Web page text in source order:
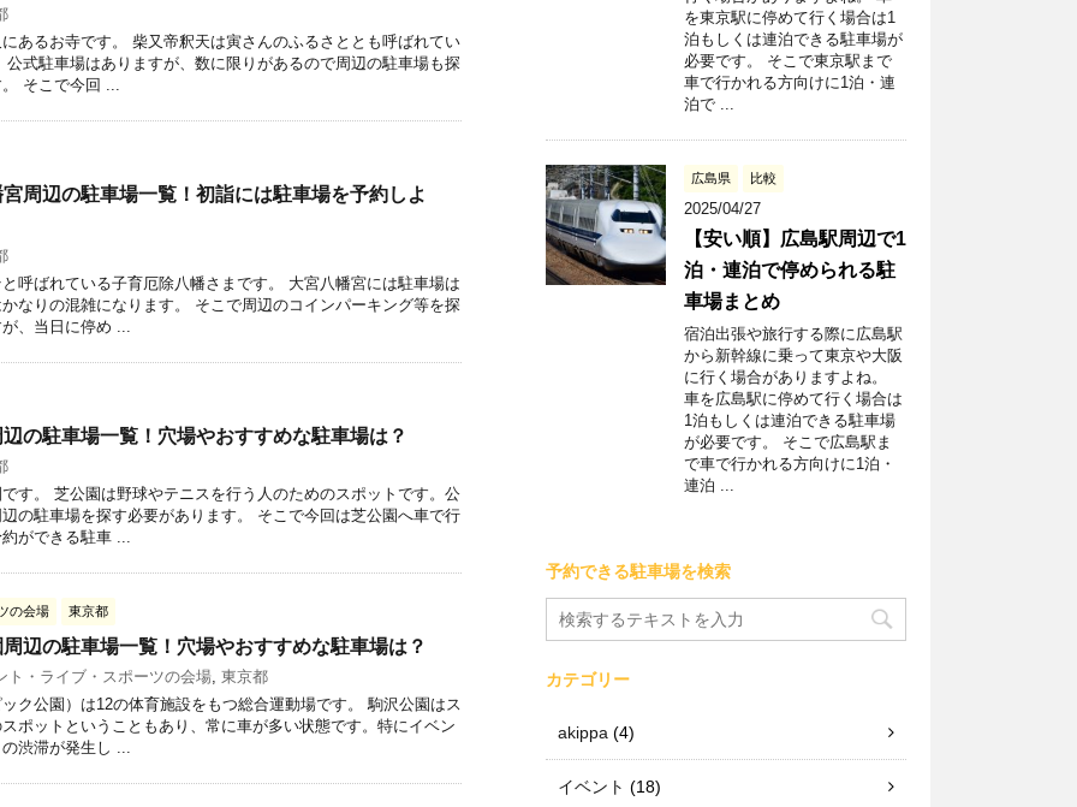
あるお寺です。 柴又帝釈天は寅さんのふるさととも呼ばれてい
公式駐車場はありますが、数に限りがあるので周辺の駐車場も探
そこで今回 ...
宮周辺の駐車場一覧！初詣には駐車場を予約しよ
呼ばれている子育厄除八幡さまです。 大宮八幡宮には駐車場は
なりの混雑になります。 そこで周辺のコインパーキング等を探
、当日に停め ...
辺の駐車場一覧！穴場やおすすめな駐車場は？
す。 芝公園は野球やテニスを行う人のためのスポットです。公
の駐車場を探す必要があります。 そこで今回は芝公園へ車で行
ができる駐車 ...
の会場 東京都
周辺の駐車場一覧！穴場やおすすめな駐車場は？
ト・ライブ・スポーツの会場 東京都
ク公園）は12の体育施設をもつ総合運動場です。 駒沢公園はス
ポットということもあり、常に車が多い状態です。特にイベン
渋滞が発生し ...
を東京駅に停めて行く場合は1
泊もしくは連泊できる駐車場が
必要です。 そこで東京駅まで
車で行かれる方向けに1泊・連
泊で ...
広島県 比較
2025/04/27
【安い順】広島駅周辺で1
泊・連泊で停められる駐
車場まとめ
宿泊出張や旅行する際に広島駅
から新幹線に乗って東京や大阪
に行く場合がありますよね。
車を広島駅に停めて行く場合は
1泊もしくは連泊できる駐車場
が必要です。 そこで広島駅ま
で車で行かれる方向けに1泊・
連泊 ...
予約できる駐車場を検索
カテゴリー
akippa (4)
イベント (18)